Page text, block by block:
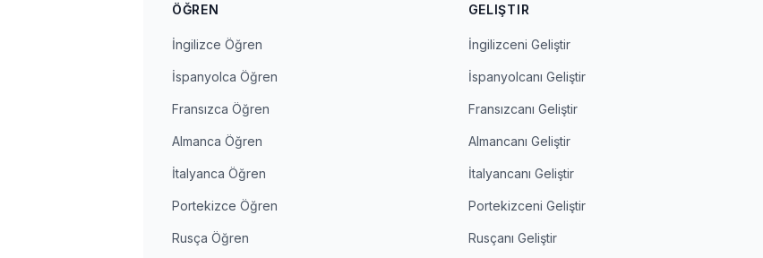
ÖĞREN
İngilizce Öğren
İspanyolca Öğren
Fransızca Öğren
Almanca Öğren
İtalyanca Öğren
Portekizce Öğren
Rusça Öğren
GELIŞTIR
İngilizceni Geliştir
İspanyolcanı Geliştir
Fransızcanı Geliştir
Almancanı Geliştir
İtalyancanı Geliştir
Portekizceni Geliştir
Rusçanı Geliştir